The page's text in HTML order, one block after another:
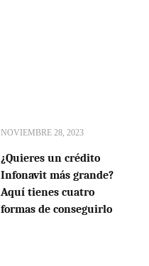
NOVIEMBRE 28, 2023
¿Quieres un crédito
Infonavit más grande?
Aquí tienes cuatro
formas de conseguirlo